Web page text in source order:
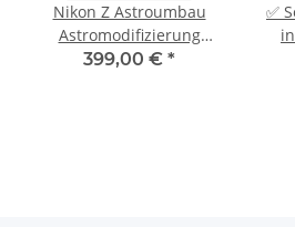
Nikon Z Astroumbau
Astromodifizierung
Astrokamera H-Alpha
399,00 € *
✅